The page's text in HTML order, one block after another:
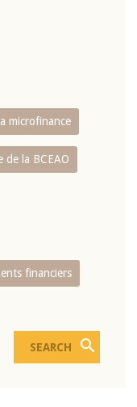
microfinance
de la BCEAO
financiers